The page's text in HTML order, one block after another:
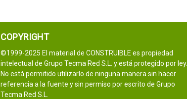
COPYRIGHT
©1999-2025 El material de CONSTRUIBLE es propiedad
intelectual de Grupo Tecma Red S.L. y está protegido por ley.
No está permitido utilizarlo de ninguna manera sin hacer
referencia a la fuente y sin permiso por escrito de Grupo
Tecma Red S.L.